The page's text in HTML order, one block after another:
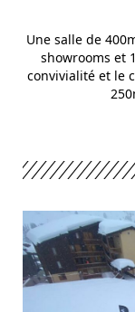
Une salle de
showrooms et
convivialité et le